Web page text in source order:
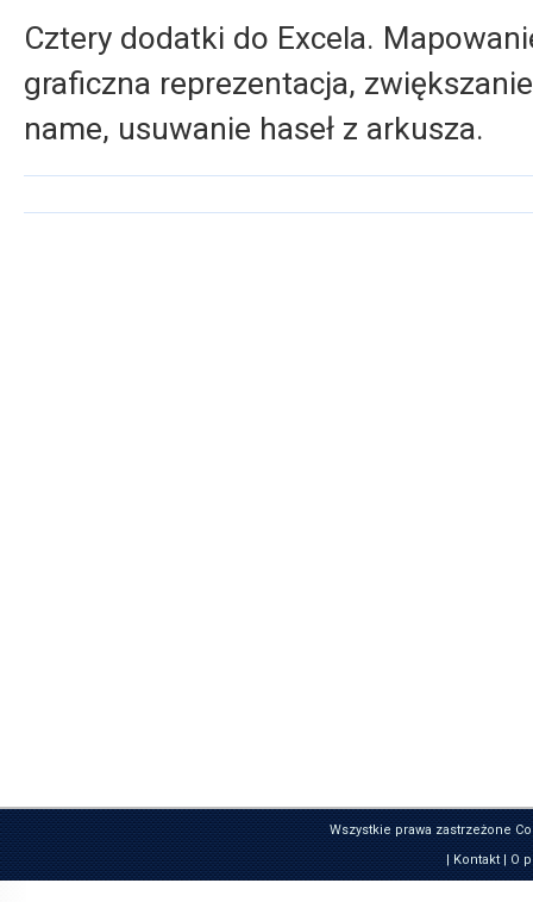
Cztery dodatki do Excela.
graficzna reprezentacja,
name, usuwanie haseł z arkusza.
Wszystkie prawa zastrzeżone
|Kontakt|O